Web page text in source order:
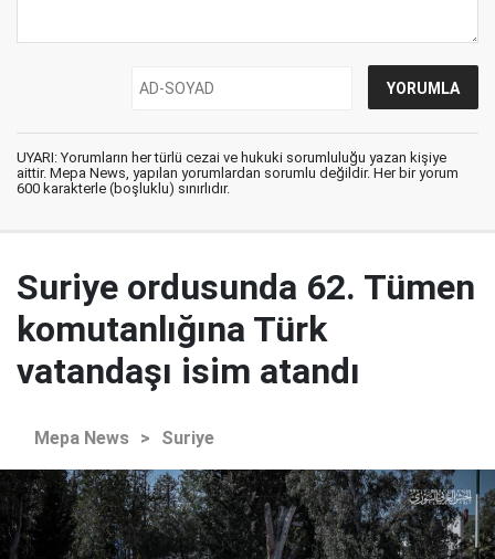
UYARI: Yorumların her türlü cezai ve hukuki sorumluluğu yazan kişiye
aittir. Mepa News, yapılan yorumlardan sorumlu değildir. Her bir yorum
600 karakterle (boşluklu) sınırlıdır.
Suriye ordusunda 62. Tümen
komutanlığına Türk
vatandaşı isim atandı
Mepa News > Suriye